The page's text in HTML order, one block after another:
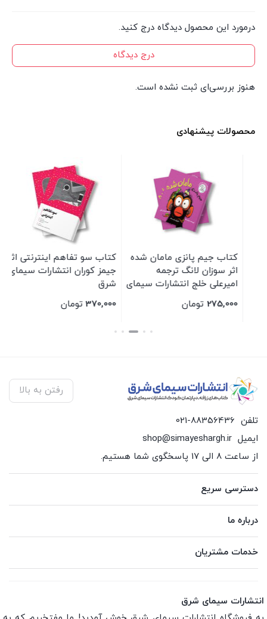
درمورد این محصول دیدگاه درج کنید.
درج دیدگاه
هنوز بررسی‌ای ثبت نشده است.
محصولات پیشنهادی
کتاب جیم پانزی مامان شده
اثر سوزان لانگ ترجمه
امیرعلی خلج انتشارات سیمای
275,000 تومان
کتاب سو تفاهم اینترنتی اثر
جیمز کوران انتشارات سیمای
شرق
370,000 تومان
بستن
رفتن به بالا
تلفن 021-88356436
ایمیل shop@simayeshargh.ir
از ساعت 8 الی 17 پاسخگوی شما هستیم.
دسترسی سریع
درباره ما
خدمات مشتریان
انتشارات سیمای شرق